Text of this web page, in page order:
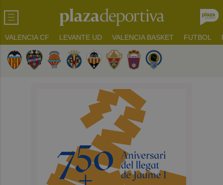
VALENCIA CF LEVANTE UD VALENCIA BASKET FUTBOL